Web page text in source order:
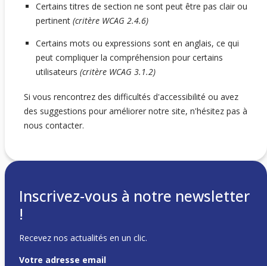
Certains titres de section ne sont peut être pas clair ou
pertinent (critère WCAG 2.4.6)
Certains mots ou expressions sont en anglais, ce qui
peut compliquer la compréhension pour certains
utilisateurs (critère WCAG 3.1.2)
Si vous rencontrez des difficultés d'accessibilité ou avez
des suggestions pour améliorer notre site, n'hésitez pas à
nous contacter.
Inscrivez-vous à notre newsletter
!
Recevez nos actualités en un clic.
Votre adresse email
c/o Matteo Inaudi